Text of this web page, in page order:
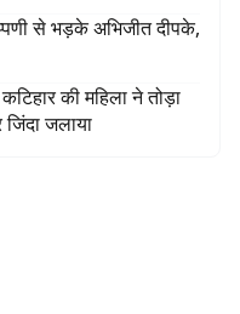
से भड़के अभिजीत दीपके,
की महिला ने तोड़ा
जलाया